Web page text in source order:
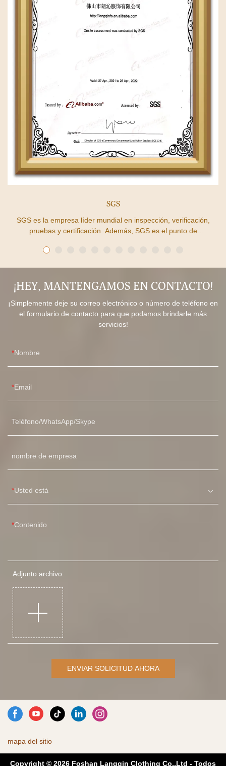
SGS
SGS es la empresa líder mundial en inspección, verificación,
pruebas y certificación. Además, SGS es el punto de
integridad. Hemos pasado la certificación SGS, lo que
¡HEY, MANTENGAMOS EN CONTACTO!
¡Simplemente deje su correo electrónico o número de teléfono en
el formulario de contacto para que podamos brindarle más
servicios!
Nombre
Email
Teléfono/WhatsApp/Skype
nombre de empresa
Usted está
Contenido
Adjunto archivo:
ENVIAR SOLICITUD AHORA
mapa del sitio
Copyright © 2026 Foshan Langqin Clothing Co.,Ltd - Todos